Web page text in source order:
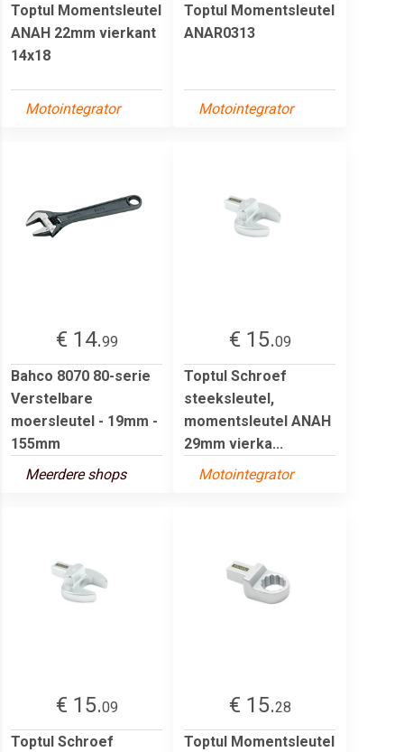
Toptul Momentsleutel
ANAH 22mm vierkant
14x18
Motointegrator
Toptul Momentsleutel
ANAR0313
Motointegrator
€ 14.99
Bahco 8070 80-serie
Verstelbare
moersleutel - 19mm -
155mm
Meerdere shops
€ 15.09
Toptul Schroef
steeksleutel,
momentsleutel ANAH
29mm vierka...
Motointegrator
€ 15.09
Toptul Schroef
€ 15.28
Toptul Momentsleutel